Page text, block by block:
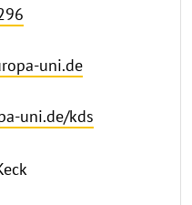
uni.de
uni.de/kds